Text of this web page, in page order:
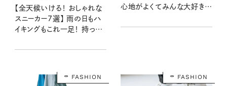
【全天候いける！ おしゃれな
スニーカー7選】 雨の日もハ
イキングもこれ一足！ 持って
デル
心地がよくてみんな大好き！
FASHION FASHION